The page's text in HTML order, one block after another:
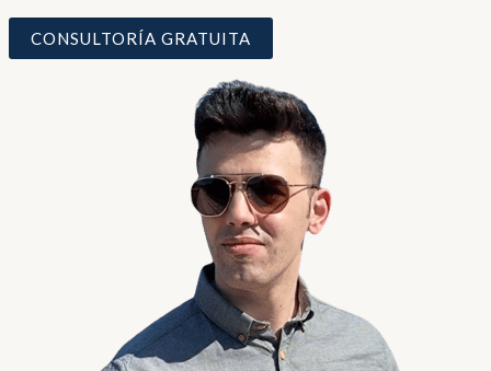
CONSULTORÍA GRATUITA